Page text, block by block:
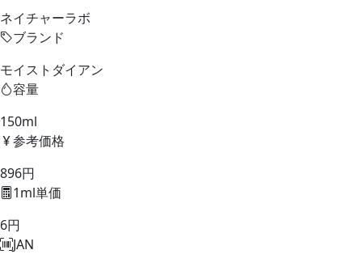
ネイチャーラボ
ブランド
モイストダイアン
容量
150ml
参考価格
896円
1ml単価
6円
JAN